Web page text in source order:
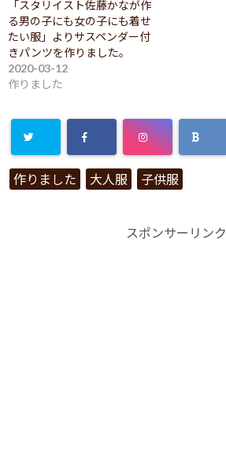
「スタリイスト佐藤かなが作
る男の子にも女の子にも着せ
たい服」よりサスペンダー付
きパンツを作りました。
2020-03-12
作りました
作りました 大人服 子供服
スポンサーリンク